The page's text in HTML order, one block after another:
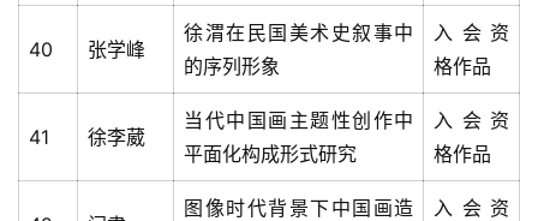
页
艺
40 张学峰
徐渭在民国美术史叙事中
的序列形象
入会资
格作品
41 徐李葳
当代中国画主题性创作中
平面化构成形式研究
入会资
格作品
图像时代背景下中国画造
入会资